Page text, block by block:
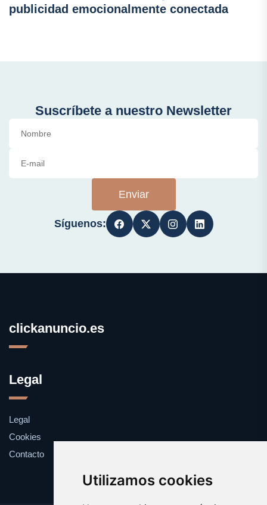
Utilizamos cookies
publicidad emocionalmente conectada
Suscríbete a nuestro Newsletter
Enviar
Síguenos:
clickanuncio.es
Legal
Legal
Cookies
Contacto